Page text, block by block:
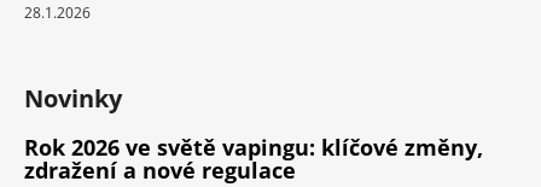
28.1.2026
Novinky
Rok 2026 ve světě vapingu: klíčové změny,
zdražení a nové regulace